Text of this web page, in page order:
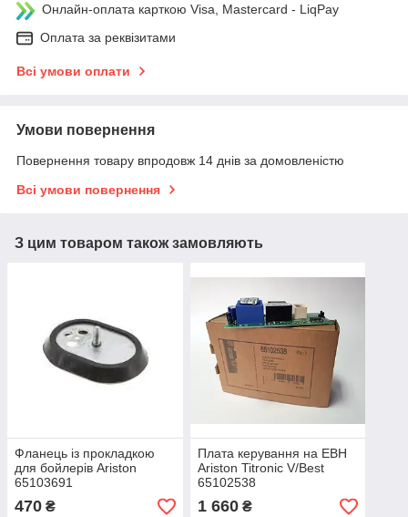
Онлайн-оплата карткою Visa, Mastercard - LiqPay
Оплата за реквізитами
Всі умови оплати
Умови повернення
Повернення товару впродовж 14 днів за домовленістю
Всі умови повернення
З цим товаром також замовляють
Фланець із прокладкою
для бойлерів Ariston
65103691
470 ₴
Плата керування на ЕВН
Ariston Titronic V/Best
65102538
1 660₴